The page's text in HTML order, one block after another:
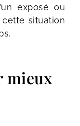
exposé ou
situation
mieux